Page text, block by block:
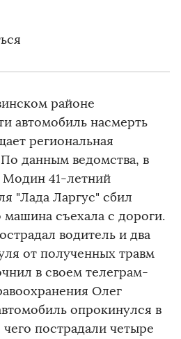
районе
автомобиль насмерть
региональная
данным ведомства, в
Модин 41-летний
"Лада Ларгус" сбил
съехала с дороги.
водитель и два
от полученных травм
в своем телеграм-
Олег
опрокинулся в
чего пострадали четыре